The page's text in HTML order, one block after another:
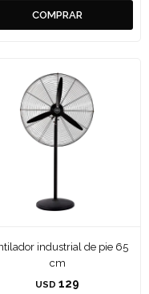
industrial de pie 65
cm
USD 129